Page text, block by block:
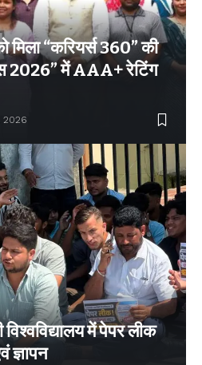
मिला “करियर्स 360” की
2026” में AAA+ रेटिंग
2026
विश्वविद्यालय में पेपर लीक
ज्ञापन